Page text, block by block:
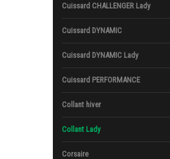
Cuissard CHALLENGER Lady
Cuissard DYNAMIC
Cuissard DYNAMIC Lady
Cuissard PERFORMANCE
Collant hiver
Collant Lady
Corsaire